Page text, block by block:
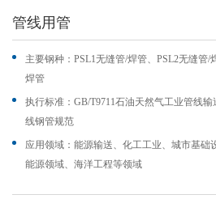
管线用管
主要钢种：PSL1无缝管/焊管、PSL2无缝管
焊管
执行标准：GB/T9711石油天然气工业管线
线钢管规范
应用领域： 能源输送、化工工业、城市基础
能源领域、海洋工程等领域